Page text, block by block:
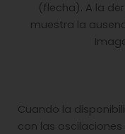
(flecha). A la
muestra la
Cuando la
con las